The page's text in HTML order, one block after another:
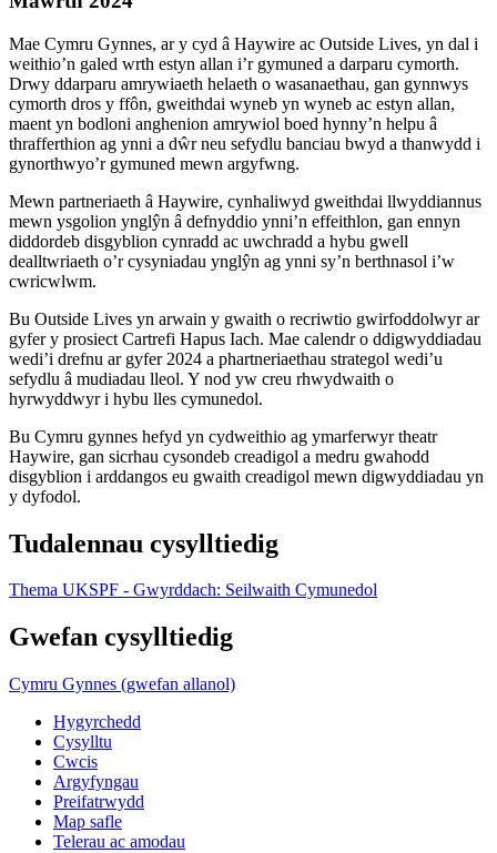
Mae Cymru Gynnes, ar y cyd â Haywire ac Outside Lives, yn dal i
weithio’n galed wrth estyn allan i’r gymuned a darparu cymorth.
Drwy ddarparu amrywiaeth helaeth o wasanaethau, gan gynnwys
cymorth dros y ffôn, gweithdai wyneb yn wyneb ac estyn allan,
maent yn bodloni anghenion amrywiol boed hynny’n helpu â
thrafferthion ag ynni a dŵr neu sefydlu banciau bwyd a thanwydd i
gynorthwyo’r gymuned mewn argyfwng.
Mewn partneriaeth â Haywire, cynhaliwyd gweithdai llwyddiannus
mewn ysgolion ynglŷn â defnyddio ynni’n effeithlon, gan ennyn
diddordeb disgyblion cynradd ac uwchradd a hybu gwell
dealltwriaeth o’r cysyniadau ynglŷn ag ynni sy’n berthnasol i’w
cwricwlwm.
Bu Outside Lives yn arwain y gwaith o recriwtio gwirfoddolwyr ar
gyfer y prosiect Cartrefi Hapus Iach. Mae calendr o ddigwyddiadau
wedi’i drefnu ar gyfer 2024 a phartneriaethau strategol wedi’u
sefydlu â mudiadau lleol. Y nod yw creu rhwydwaith o
hyrwyddwyr i hybu lles cymunedol.
Bu Cymru gynnes hefyd yn cydweithio ag ymarferwyr theatr
Haywire, gan sicrhau cysondeb creadigol a medru gwahodd
disgyblion i arddangos eu gwaith creadigol mewn digwyddiadau yn
y dyfodol.
Tudalennau cysylltiedig
Thema UKSPF - Gwyrddach: Seilwaith Cymunedol
Gwefan cysylltiedig
Cymru Gynnes (gwefan allanol)
Hygyrchedd
Cysylltu
Cwcis
Argyfyngau
Preifatrwydd
Map safle
Telerau ac amodau